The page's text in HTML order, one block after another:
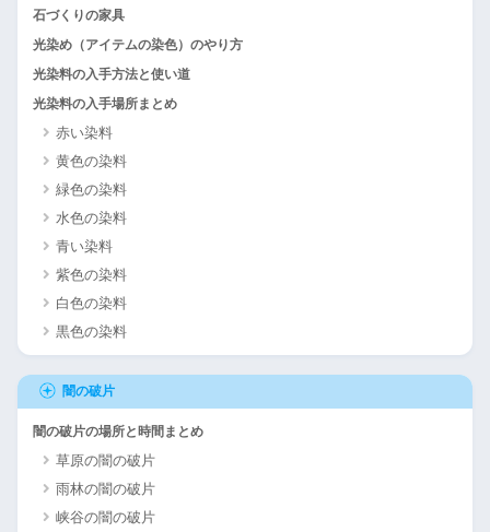
石づくりの家具
光染め（アイテムの染色）のやり方
光染料の入手方法と使い道
光染料の入手場所まとめ
赤い染料
黄色の染料
緑色の染料
水色の染料
青い染料
紫色の染料
白色の染料
黒色の染料
闇の破片
闇の破片の場所と時間まとめ
草原の闇の破片
雨林の闇の破片
峡谷の闇の破片